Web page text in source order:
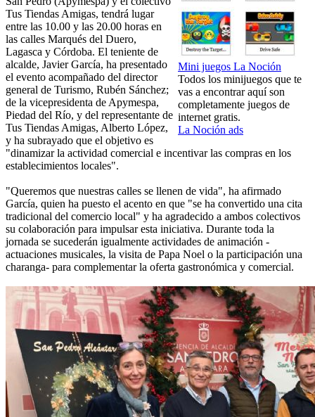
Mini juegos La Noción
Todos los minijuegos que te
vas a encontrar aquí son
completamente juegos de
internet gratis.
La Noción ads
Tus Tiendas Amigas, tendrá lugar
entre las 10.00 y las 20.00 horas en
las calles Marqués del Duero,
Lagasca y Córdoba. El teniente de
alcalde, Javier García, ha presentado
el evento acompañado del director
general de Turismo, Rubén Sánchez;
de la vicepresidenta de Apymespa,
Piedad del Río, y del representante de
Tus Tiendas Amigas, Alberto López,
y ha subrayado que el objetivo es
"dinamizar la actividad comercial e incentivar las compras en los
establecimientos locales".
"Queremos que nuestras calles se llenen de vida", ha afirmado
García, quien ha puesto el acento en que "se ha convertido una cita
tradicional del comercio local" y ha agradecido a ambos colectivos
su colaboración para impulsar esta iniciativa. Durante toda la
jornada se sucederán igualmente actividades de animación -
actuaciones musicales, la visita de Papa Noel o la participación una
charanga- para complementar la oferta gastronómica y comercial.